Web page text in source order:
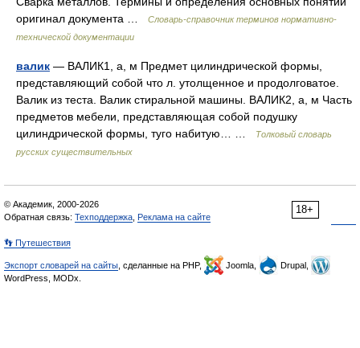
оригинал документа …
Словарь-справочник терминов нормативно-
технической документации
валик — ВАЛИК1, а, м Предмет цилиндрической формы,
представляющий собой что л. утолщенное и продолговатое.
Валик из теста. Валик стиральной машины. ВАЛИК2, а, м Часть
предметов мебели, представляющая собой подушку
цилиндрической формы, туго набитую… …
Толковый словарь
русских существительных
18+
© Академик, 2000-2026
Обратная связь: Техподдержка Реклама на сайте
👣 Путешествия
Экспорт словарей на сайты , сделанные на PHP, Joomla,
Drupal,
WordPress, MODx.